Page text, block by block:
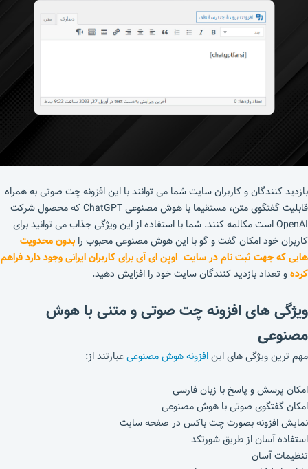
بازدید کنندگان و کاربران سایت شما می توانند با این افزونه چت صوتی به همراه
قابلیت گفتگوی متن، مستقیما با هوش مصنوعی ChatGPT که محصول شرکت
OpenAI است مکالمه کنند. شما با استفاده از این ویژگی جذاب می توانید برای
کاربران خود امکان گفت و گو با این هوش مصنوعی محبوب را بدون محدویت
هایی که جهت ثبت نام در سایت اوپن ای آی برای کاربران ایرانی وجود دارد فراهم
کردهو تعداد بازدید کنندگان سایت خود را افزایش دهید.
ویژگی های افزونه چت صوتی و متنی با هوش
مصنوعی
مهم ترین ویژگی های اینافزونه هوش مصنوعیعبارتند از:
امکان پرسش و پاسخ با زبان فارسی
امکان گفتگوی صوتی با هوش مصنوعی
نمایش افزونه بصورت چت باکس در صفحه سایت
استفاده آسان از طریق شورتکد
تنظیمات آسان